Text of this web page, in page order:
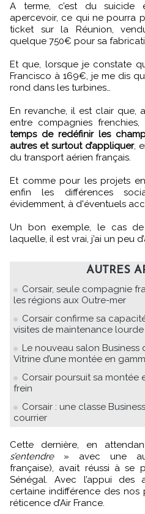
A terme, c’est du suicide
apercevoir, ce qui ne pourra
ticket sur la Réunion,
quelque 750€ pour sa
Et que, lorsque je constate
Francisco à 169€, je me dis
rond dans les turbines…
En revanche, il est clair que,
entre compagnies frenchies,
temps de redéfinir les
autres et surtout d’appliquer,
du transport aérien français.
Et comme pour les projets
enfin les différences
évidemment, à d'éventuels
Un bon exemple, le cas
laquelle, il est vrai, j’ai un peu
AUTRES
Corsair, seule compagnie
les régions aux Outre-mer
Corsair confirme sa
visites de maintenance
Le nouveau salon Business
Vitrine d’une montée en
Corsair poursuit sa montée
frein
Corsair : une classe
courrier
Cette dernière, en
s’entendre» avec une
française), avait réussi à se
Sénégal. Avec l’appui
certaine indifférence des
réticence d’Air France.